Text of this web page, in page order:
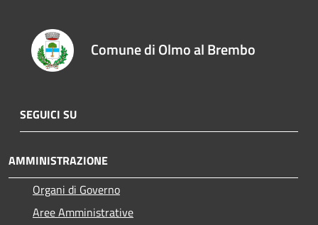
Comune di Olmo al Brembo
SEGUICI SU
AMMINISTRAZIONE
Organi di Governo
Aree Amministrative